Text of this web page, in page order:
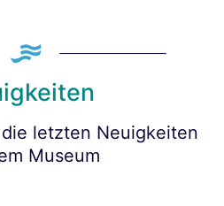
letzten Neuigkeiten
Museum